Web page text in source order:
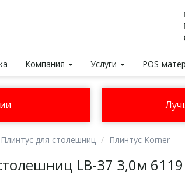
Компания Услуги POS-
Плинтус для столешниц Плинтус Korner
LB-37 3,0м